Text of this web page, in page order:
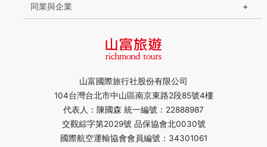
山富國際旅行社股份有限公司
104台灣台北市中山區南京東路2段85號4樓
代表人：陳國森 統一編號：22888987
交觀綜字第2029號 品保協會北0030號
國際航空運輸協會會員編號：34301061
同業與企業